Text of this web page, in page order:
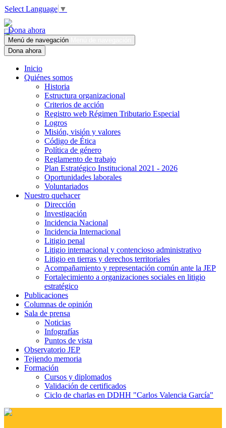
Select Language ▼
Dona ahora
Menú de navegación
Dona ahora
Inicio
Quiénes somos
Historia
Estructura organizacional
Criterios de acción
Registro web Régimen Tributario Especial
Logros
Misión, visión y valores
Código de Ética
Política de género
Reglamento de trabajo
Plan Estratégico Institucional 2021 - 2026
Oportunidades laborales
Voluntariados
Nuestro quehacer
Dirección
Investigación
Incidencia Nacional
Incidencia Internacional
Litigio penal
Litigio internacional y contencioso administrativo
Litigio en tierras y derechos territoriales
Acompañamiento y representación común ante la JEP
Fortalecimiento a organizaciones sociales en litigio
estratégico
Publicaciones
Columnas de opinión
Sala de prensa
Noticias
Infografías
Puntos de vista
Observatorio JEP
Tejiendo memoria
Formación
Cursos y diplomados
Validación de certificados
Ciclo de charlas en DDHH "Carlos Valencia García"